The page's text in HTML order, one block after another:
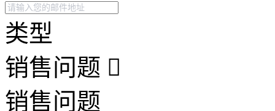
类型
销售问题
销售问题